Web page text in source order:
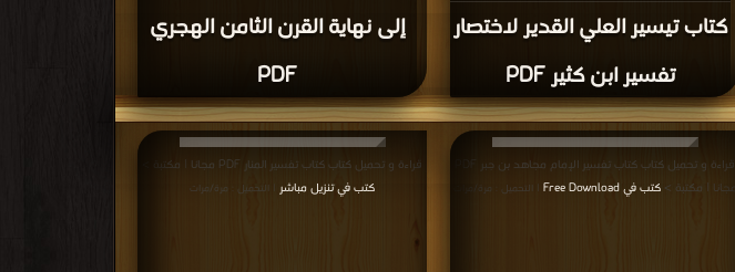
إلى نهاية القرن الثامن الهجري
PDF
كتاب تيسير العلي القدير لاختصار
تفسير ابن كثير PDF
قراءة و تحميل كتاب كتاب تفسير المنار PDF مجانا | مكتبة >
كتب في تنزيل مباشر| التحميل : مرة/مرات
مجانا | مكتبة >كتب في Free Download | التحميل : مرة/مرات